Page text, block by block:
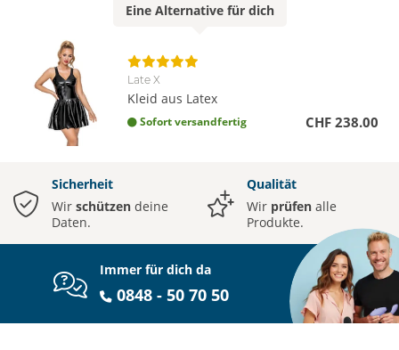
Eine Alternativefür dich
Late X
Kleid aus Latex
Sofort versandfertig CHF 238.00
Sicherheit
Wir schützen deine
Daten.
Qualität
Wir prüfen alle
Produkte.
Immer für dich da
0848 - 50 70 50